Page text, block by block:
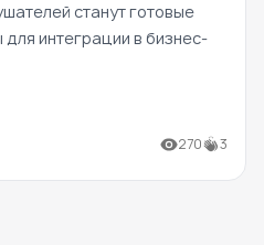
станут готовые
интеграции в бизнес-
270 3